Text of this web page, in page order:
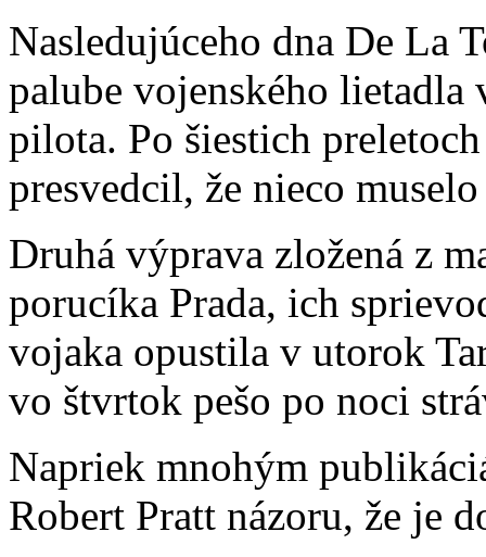
Nasledujúceho dna De La
palube vojenského lietadla
pilota. Po šiestich
presvedcil, že nieco
Druhá výprava zložená z
porucíka Prada, ich
vojaka opustila v utorok
vo štvrtok pešo po noci
Napriek mnohým
Robert Pratt názoru, že je